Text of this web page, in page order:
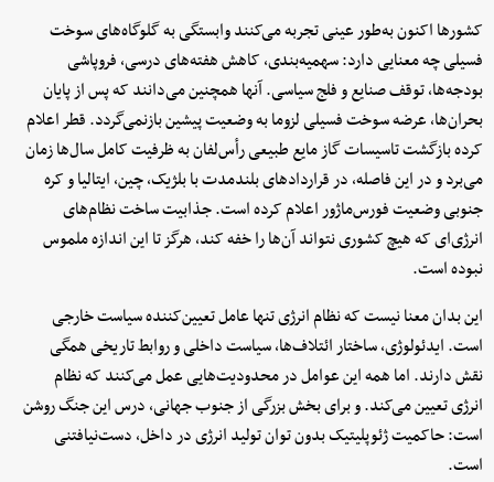
کشورها اکنون به‌طور عینی تجربه می‌کنند وابستگی به گلوگاه‌های سوخت
فسیلی چه معنایی دارد: سهمیه‌بندی، کاهش هفته‌های درسی، فروپاشی
بودجه‌ها، توقف صنایع و فلج سیاسی. آنها همچنین می‌دانند که پس از پایان
بحران‌ها، عرضه سوخت فسیلی لزوما به وضعیت پیشین بازنمی‌گردد. قطر اعلام
کرده بازگشت تاسیسات گاز مایع طبیعی رأس‌لفان به ظرفیت کامل سال‌ها زمان
می‌برد و در این فاصله، در قراردادهای بلندمدت با بلژیک، چین، ایتالیا و کره
جنوبی وضعیت فورس‌ماژور اعلام کرده است. جذابیت ساخت نظام‌های
انرژی‌ای که هیچ کشوری نتواند آن‌ها را خفه کند، هرگز تا این اندازه ملموس
نبوده است.
این بدان معنا نیست که نظام انرژی تنها عامل تعیین‌کننده سیاست خارجی
است. ایدئولوژی، ساختار ائتلاف‌ها، سیاست داخلی و روابط تاریخی همگی
نقش دارند. اما همه این عوامل در محدودیت‌هایی عمل می‌کنند که نظام
انرژی تعیین می‌کند. و برای بخش بزرگی از جنوب جهانی، درس این جنگ روشن
است: حاکمیت ژئوپلیتیک بدون توان تولید انرژی در داخل، دست‌نیافتنی
است.